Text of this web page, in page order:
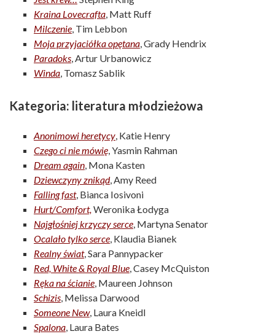
Kraina Lovecrafta, Matt Ruff
Milczenie, Tim Lebbon
Moja przyjaciółka opętana, Grady Hendrix
Paradoks, Artur Urbanowicz
Winda, Tomasz Sablik
Kategoria: literatura młodzieżowa
Anonimowi heretycy, Katie Henry
Czego ci nie mówię, Yasmin Rahman
Dream again, Mona Kasten
Dziewczyny znikąd, Amy Reed
Falling fast, Bianca Iosivoni
Hurt/Comfort,Weronika Łodyga
Najgłośniej krzyczy serce, Martyna Senator
Ocalało tylko serce, Klaudia Bianek
Realny świat, Sara Pannypacker
Red, White & Royal Blue, Casey McQuiston
Ręka na ścianie, Maureen Johnson
Schizis, Melissa Darwood
Someone New, Laura Kneidl
Spalona, Laura Bates